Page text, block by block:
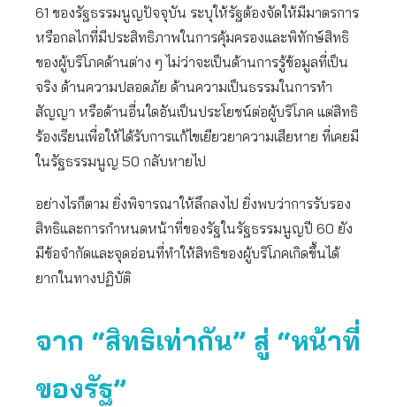
61 ของรัฐธรรมนูญปัจจุบัน ระบุให้รัฐต้องจัดให้มีมาตรการ
หรือกลไกที่มีประสิทธิภาพในการคุ้มครองและพิทักษ์สิทธิ
ของผู้บริโภคด้านต่าง ๆ ไม่ว่าจะเป็นด้านการรู้ข้อมูลที่เป็น
จริง ด้านความปลอดภัย ด้านความเป็นธรรมในการทำ
สัญญา หรือด้านอื่นใดอันเป็นประโยชน์ต่อผู้บริโภค แต่สิทธิ
ร้องเรียนเพื่อให้ได้รับการแก้ไขเยียวยาความเสียหาย ที่เคยมี
ในรัฐธรรมนูญ 50 กลับหายไป
อย่างไรก็ตาม ยิ่งพิจารณาให้ลึกลงไป ยิ่งพบว่าการรับรอง
สิทธิและการกำหนดหน้าที่ของรัฐในรัฐธรรมนูญปี 60 ยัง
มีข้อจำกัดและจุดอ่อนที่ทำให้สิทธิของผู้บริโภคเกิดขึ้นได้
ยากในทางปฏิบัติ
จาก “สิทธิเท่ากัน” สู่ “หน้าที่
ของรัฐ”